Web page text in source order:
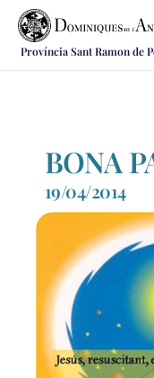
Província Sant Ramon de
Qui som
Vocacions
Notícies
Recursos
Contacte
BONA
19/04/2014